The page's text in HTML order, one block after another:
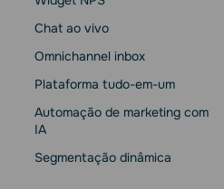
Chat ao vivo
Omnichannel inbox
Plataforma tudo-em-um
Automação de marketing com
IA
Segmentação dinâmica